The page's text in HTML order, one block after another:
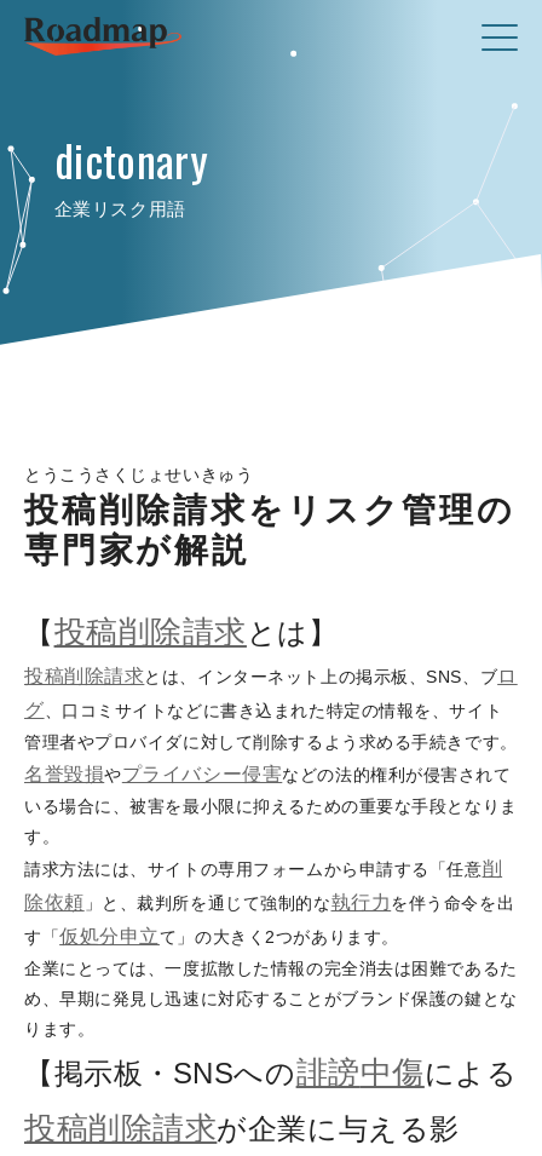
dictonary
企業リスク用語
とうこうさくじょせいきゅう
投稿削除請求をリスク管理の
専門家が解説
【投稿削除請求 とは】
投稿削除請求とは、インターネット上の掲示板、SNS、ブロ
グ 、口コミサイトなどに書き込まれた特定の情報を、サイト
管理者やプロバイダに対して削除するよう求める手続きです。
名誉毀損やプライバシー侵害などの法的権利が侵害されて
いる場合に、被害を最小限に抑えるための重要な手段となりま
す。
請求方法には、サイトの専用フォームから申請する「任意削
除依頼 」と、裁判所を通じて強制的な執行力を伴う命令を出
す「仮処分申立て」の大きく2つがあります。
企業にとっては、一度拡散した情報の完全消去は困難であるた
め、早期に発見し迅速に対応することがブランド保護の鍵とな
ります。
【掲示板・SNSへの誹謗中傷による
投稿削除請求が企業に与える影